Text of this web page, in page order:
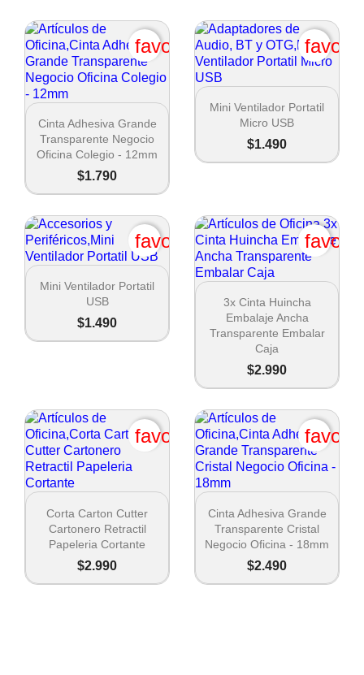
 Vista rápida
Cinta Adhesiva Grande
Transparente Negocio
Oficina Colegio - 12mm
$1.790
favorite_border
 Vista rápida
Mini Ventilador Portatil
Micro USB
$1.490
 Vista rápida
Mini Ventilador Portatil
USB
$1.490
favorite_border
 Vista rápida
3x Cinta Huincha
Embalaje Ancha
Transparente Embalar
Caja
$2.990
 Vista rápida
Corta Carton Cutter
Cartonero Retractil
Papeleria Cortante
$2.990
favorite_border
 Vista rápida
Cinta Adhesiva Grande
Transparente Cristal
Negocio Oficina - 18mm
$2.490